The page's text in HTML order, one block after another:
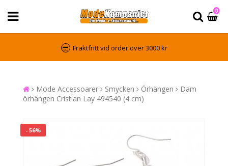
0
Fraktfritt vid order över 3000 kr
Mode Accessoarer Smycken Örhängen
Dam
örhängen Cristian Lay 494540 (4 cm)
- 56%